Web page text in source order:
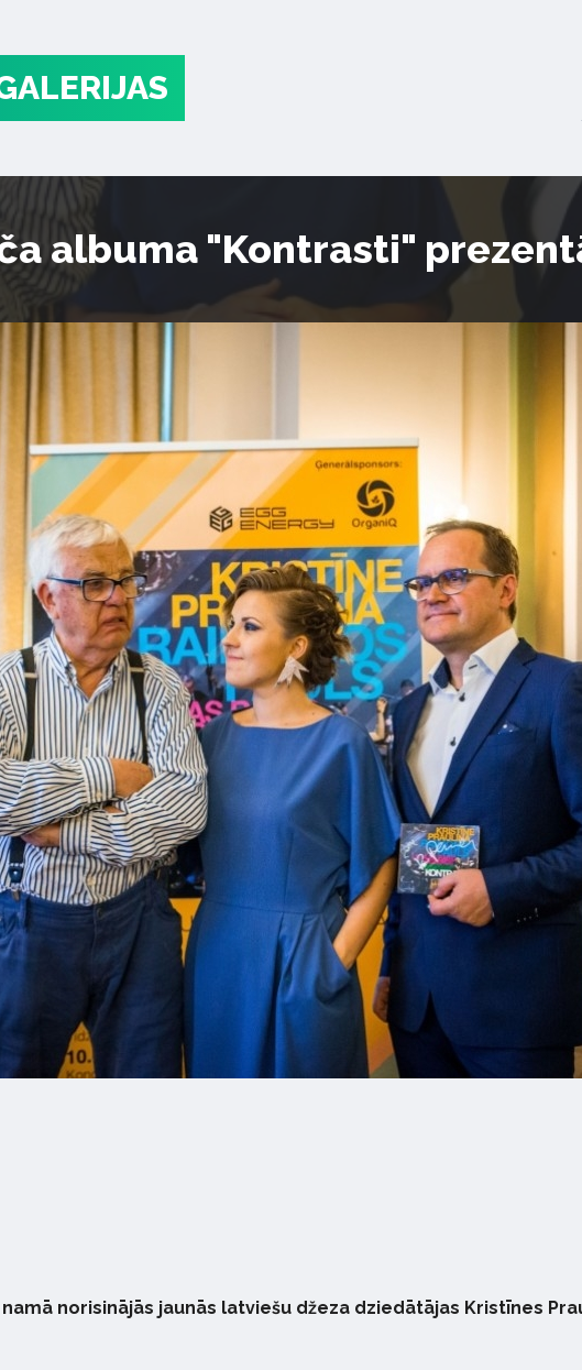
albuma "Kontrasti"
norisinājās jaunās latviešu džeza dziedātājas Kristīnes